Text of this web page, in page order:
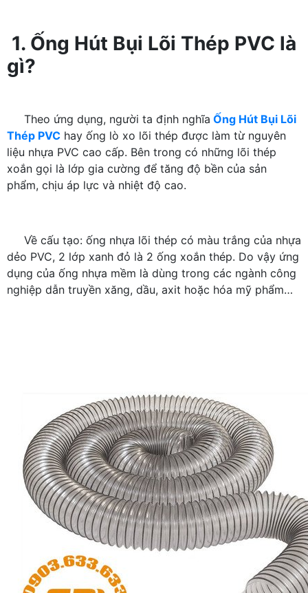
1. Ống Hút Bụi Lõi Thép PVC là
gì?
Theo ứng dụng, người ta định nghĩa Ống Hút Bụi Lõi
Thép PVC hay ống lò xo lõi thép được làm từ nguyên
liệu nhựa PVC cao cấp. Bên trong có những lõi thép
xoắn gọi là lớp gia cường để tăng độ bền của sản
phẩm, chịu áp lực và nhiệt độ cao.
Về cấu tạo: ống nhựa lõi thép có màu trắng của nhựa
dẻo PVC, 2 lớp xanh đỏ là 2 ống xoắn thép. Do vậy ứng
dụng của ống nhựa mềm là dùng trong các ngành công
nghiệp dẫn truyền xăng, dầu, axit hoặc hóa mỹ phẩm…